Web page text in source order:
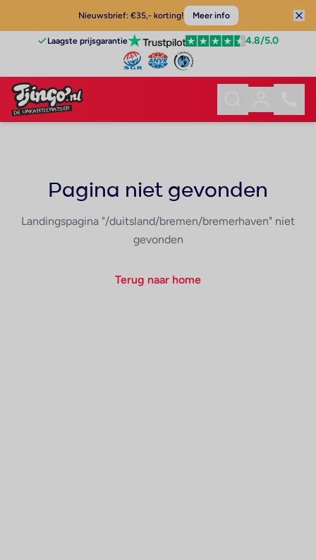
Nieuwsbrief: €35,- korting! Meer info
Laagste prijsgarantie 4.8/5.0
Pagina niet gevonden
Landingspagina "/duitsland/bremen/bremerhaven" niet
gevonden
Terug naar home